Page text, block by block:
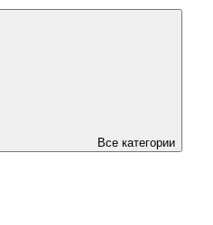
Все категории